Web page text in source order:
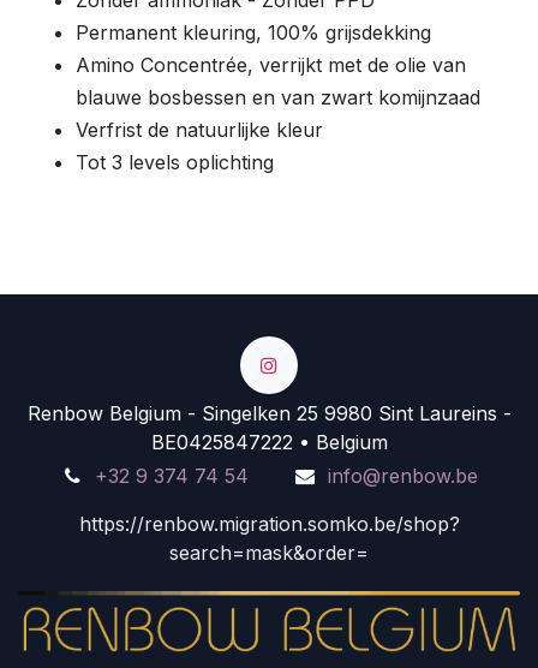
Permanent kleuring, 100% grijsdekking
Amino Concentrée, verrijkt met de olie van
blauwe bosbessen en van zwart komijnzaad
Verfrist de natuurlijke kleur
Tot 3 levels oplichting
Renbow Belgium - Singelken 25 9980 Sint Laureins -
BE0425847222 • Belgium
+32 9 374 74 54
info@renbow.be
https://renbow.migration.somko.be/shop?
search=mask&order=